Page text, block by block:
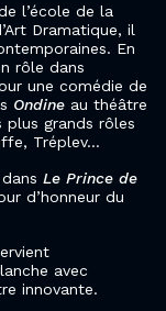
l’école de la
Dramatique, il
En
rôle dans
une comédie de
Ondine au théâtre
plus grands rôles
Tréplev…
Le Prince de
d’honneur du
avec
innovante.